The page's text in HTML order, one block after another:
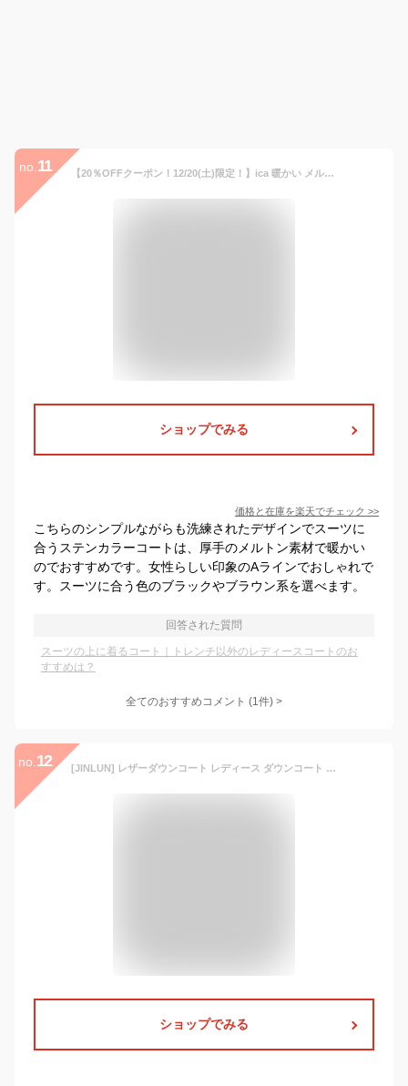
no. 11 【20％OFFクーポン！12/20(土)限定！】ica 暖かい メルトン素材 ミドル丈 ゆったり Aライン ラグランスリーブ ステンカラーコート メルトンコート チェスターコート ミドルコート ロングコート 通勤 通学 きれいめ 大きいサイズ 軽量 秋冬
ショップでみる
価格と在庫を楽天でチェック >>
こちらのシンプルながらも洗練されたデザインでスーツに
合うステンカラーコートは、厚手のメルトン素材で暖かい
のでおすすめです。女性らしい印象のAラインでおしゃれで
す。スーツに合う色のブラックやブラウン系を選べます。
回答された質問
スーツの上に着るコート｜トレンチ以外のレディースコートのお
すすめは？
全てのおすすめコメント (1件) >
no. 12 [JINLUN] レザーダウンコート レディース ダウンコート ロング丈 ラムレザー 本革 ロングコート フォックスファー フード オーバーサイズ 大きいサイズ きれいめ 軽量 通勤 防寒秋冬 冬物 (JP, アルファベット, 2XL, グレー)
ショップでみる